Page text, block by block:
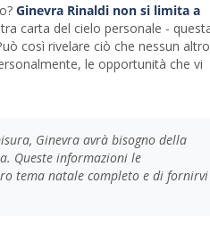
Ginevra Rinaldi non si limita a
carta del cielo personale -
così rivelare ciò che nessun altro
le opportunità che vi
Ginevra avrà bisogno della
Queste informazioni le
tema natale completo e di fornirvi